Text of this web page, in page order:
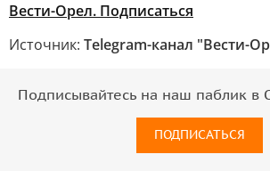
Вести-Орел. Подписаться
Источник: Telegram-канал "Вести-
Подписывайтесь на наш паблик в
ПОДПИСАТЬСЯ